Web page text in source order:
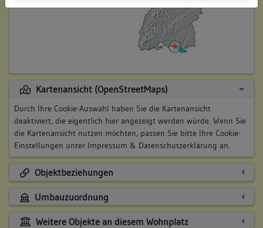
Kartenansicht (OpenStreetMaps)
Durch Ihre Cookie-Auswahl haben Sie die Kartenansicht
deaktiviert, die eigentlich hier angezeigt werden würde. Wenn Sie
die Kartenansicht nutzen möchten, passen Sie bitte Ihre Cookie-
Einstellungen unter Impressum & Datenschutzerklärung an.
Objektbeziehungen
Umbauzuordnung
Weitere Objekte an diesem Wohnplatz